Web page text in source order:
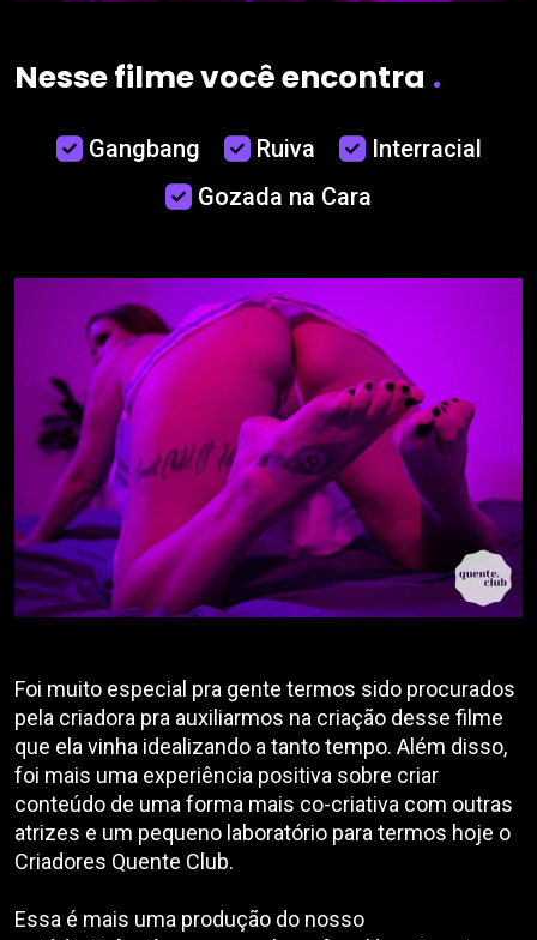
Nesse filme você encontra .
Gangbang Ruiva
Interracial
Gozada na Cara
Foi muito especial pra gente termos sido procurados
pela criadora pra auxiliarmos na criação desse filme
que ela vinha idealizando a tanto tempo. Além disso,
foi mais uma experiência positiva sobre criar
conteúdo de uma forma mais co-criativa com outras
atrizes e um pequeno laboratório para termos hoje o
Criadores Quente Club.
Essa é mais uma produção do nosso